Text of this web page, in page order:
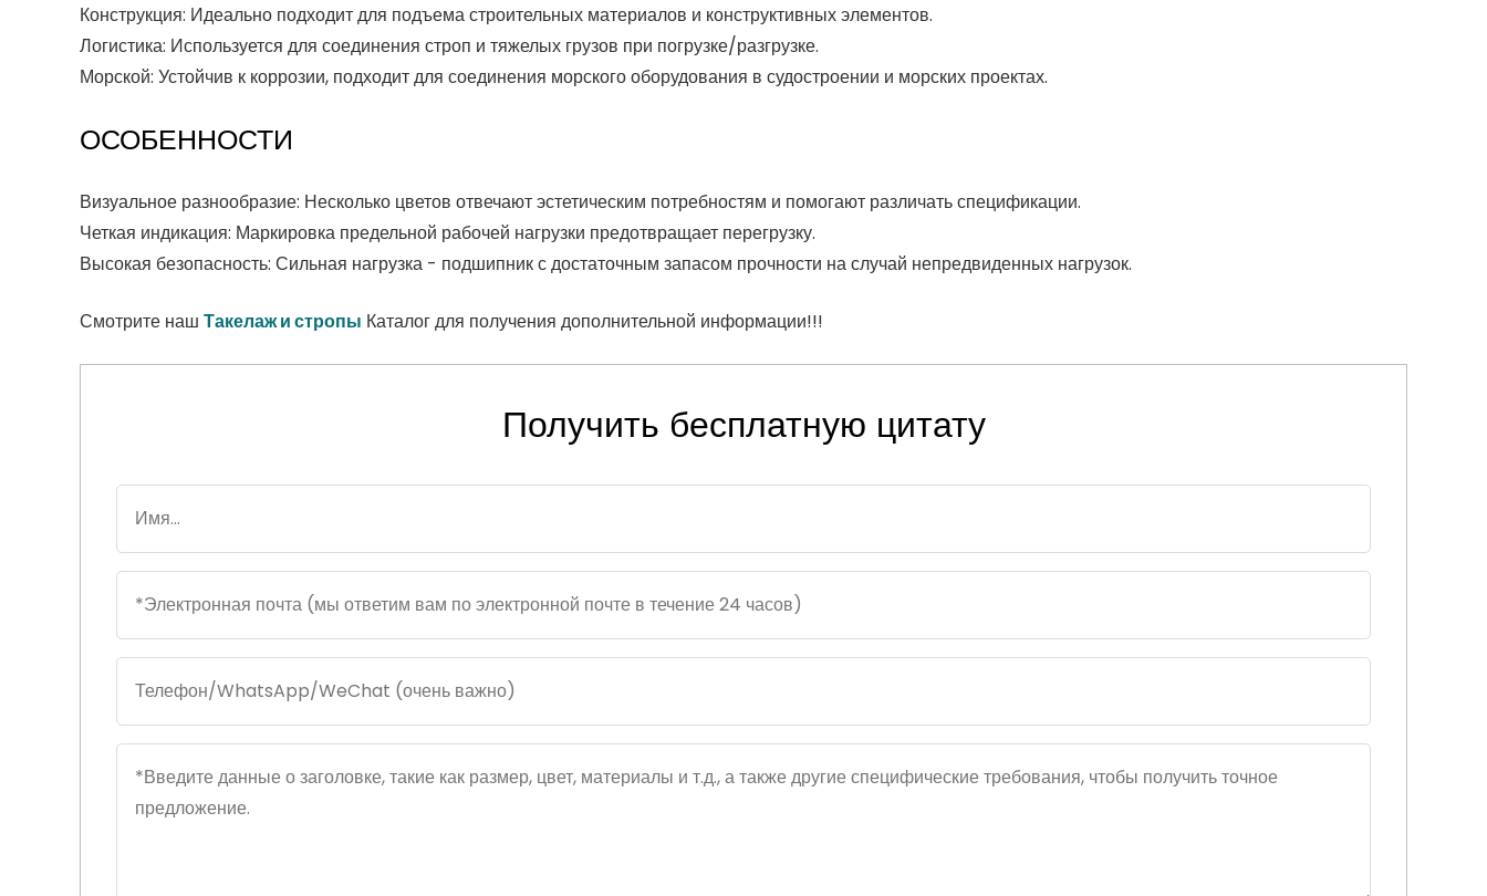
Конструкция: Идеально подходит для подъема строительных материалов и конструктивных элементов.
Логистика: Используется для соединения строп и тяжелых грузов при погрузке/разгрузке.
Морской: Устойчив к коррозии, подходит для соединения морского оборудования в судостроении и морских проектах.
ОСОБЕННОСТИ
Визуальное разнообразие: Несколько цветов отвечают эстетическим потребностям и помогают различать спецификации.
Четкая индикация: Маркировка предельной рабочей нагрузки предотвращает перегрузку.
Высокая безопасность: Сильная нагрузка - подшипник с достаточным запасом прочности на случай непредвиденных нагрузок.
Смотрите наш Такелаж и стропы Каталог для получения дополнительной информации!!!
Получить бесплатную цитату